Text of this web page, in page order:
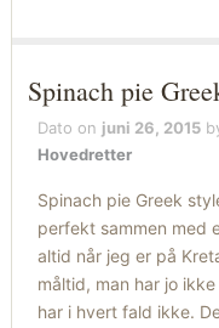
Spinach pie
Dato on juni 26, 2015
Hovedretter
Spinach pie Greek
perfekt sammen med
altid når jeg er på
måltid, man har jo
har i hvert fald ikke.